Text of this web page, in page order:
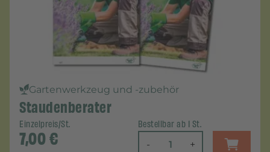
Gartenwerkzeug und -zubehör
Staudenberater
Einzelpreis/St.
7,00€
Bestellbar ab 1 St.
- +